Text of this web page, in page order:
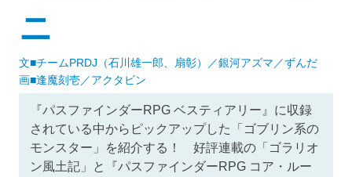
ニ
文■チームPRDJ（石川雄一郎、扇彰）／銀河アズマ／ずんだ
画■逢魔刻壱／アクタビン
『パスファインダーRPG ベスティアリー』に収録
されている中からピックアップした「ゴブリン系の
モンスター」を紹介する！ 好評連載の「ゴラリオ
ン風土記」と『パスファインダーRPG コア・ルー